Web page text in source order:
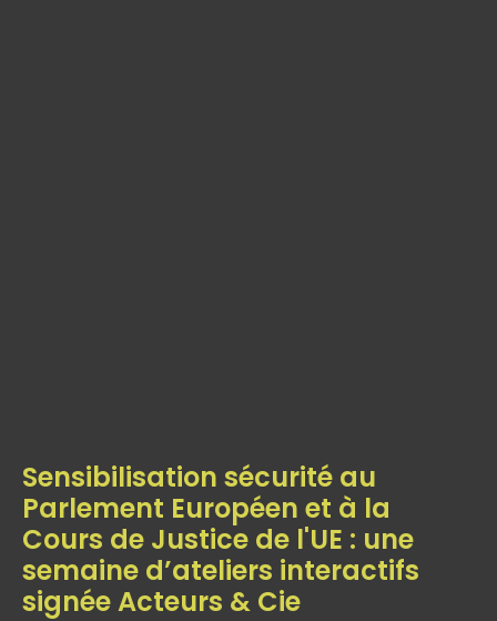
Sensibilisation sécurité au
Parlement Européen et à la
Cours de Justice de l'UE : une
semaine d’ateliers interactifs
signée Acteurs & Cie